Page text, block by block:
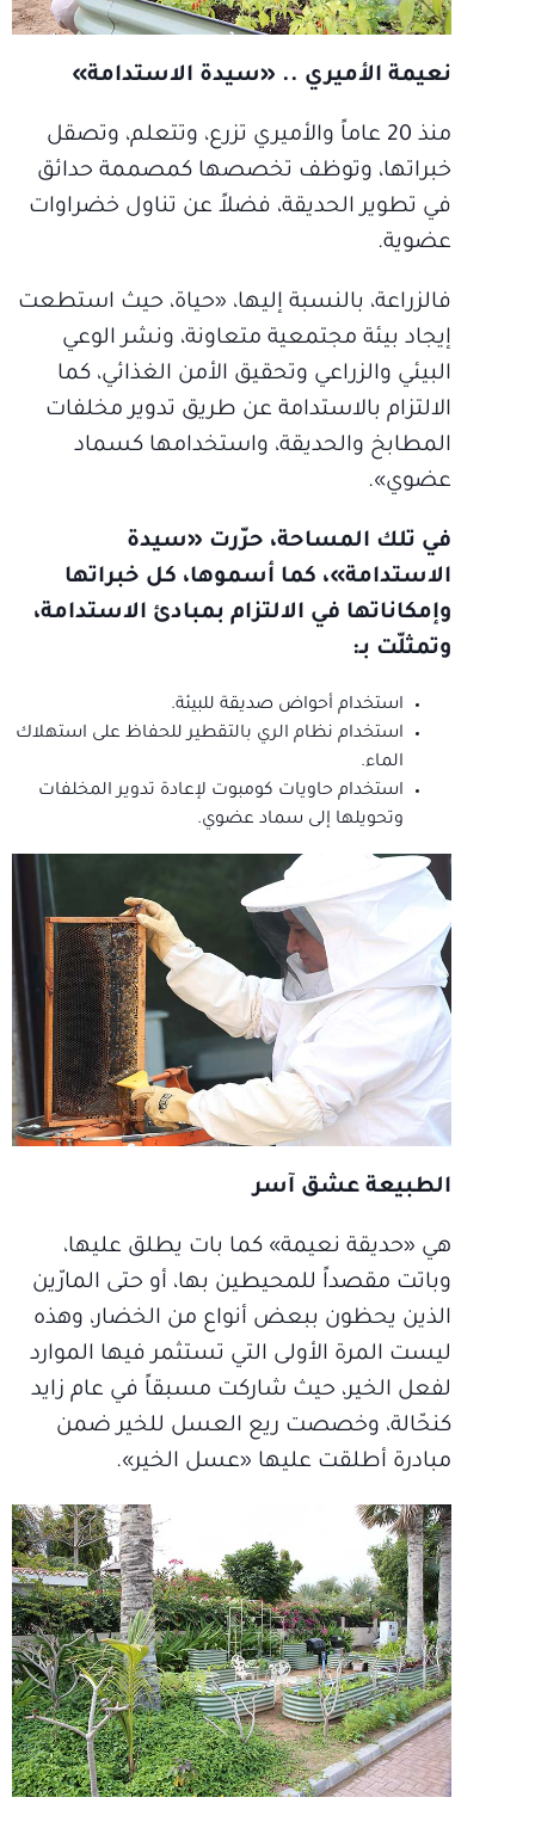
نعيمة الأميري .. «سيدة الاستدامة»
منذ 20 عاماً والأميري تزرع، وتتعلم، وتصقل
خبراتها، وتوظف تخصصها كمصممة حدائق
في تطوير الحديقة، فضلاً عن تناول خضراوات
عضوية.
فالزراعة، بالنسبة إليها، «حياة، حيث استطعت
إيجاد بيئة مجتمعية متعاونة، ونشر الوعي
البيئي والزراعي وتحقيق الأمن الغذائي، كما
الالتزام بالاستدامة عن طريق تدوير مخلفات
المطابخ والحديقة، واستخدامها كسماد
عضوي».
في تلك المساحة، حرّرت «سيدة
الاستدامة»، كما أسموها، كل خبراتها
وإمكاناتها في الالتزام بمبادئ الاستدامة،
وتمثلّت بـ:
استخدام أحواض صديقة للبيئة.
استخدام نظام الري بالتقطير للحفاظ على استهلاك
الماء.
استخدام حاويات كومبوت لإعادة تدوير المخلفات
وتحويلها إلى سماد عضوي.
الطبيعة عشق آسر
هي «حديقة نعيمة» كما بات يطلق عليها،
وباتت مقصداً للمحيطين بها، أو حتى المارّين
الذين يحظون ببعض أنواع من الخضار، وهذه
ليست المرة الأولى التي تستثمر فيها الموارد
لفعل الخير، حيث شاركت مسبقاً في عام زايد
كنحّالة، وخصصت ريع العسل للخير ضمن
مبادرة أطلقت عليها «عسل الخير».